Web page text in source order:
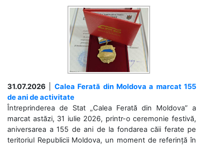
31.07.2026
Calea Ferată din Moldova a marcat 155
de ani de activitate
Întreprinderea de Stat „Calea Ferată din Moldova” a
marcat astăzi, 31 iulie 2026, printr-o ceremonie festivă,
aniversarea a 155 de ani de la fondarea căii ferate pe
teritoriul Republicii Moldova, un moment de referință în